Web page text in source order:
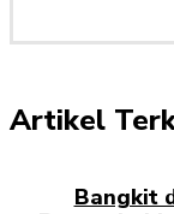
Artikel
Bangkit